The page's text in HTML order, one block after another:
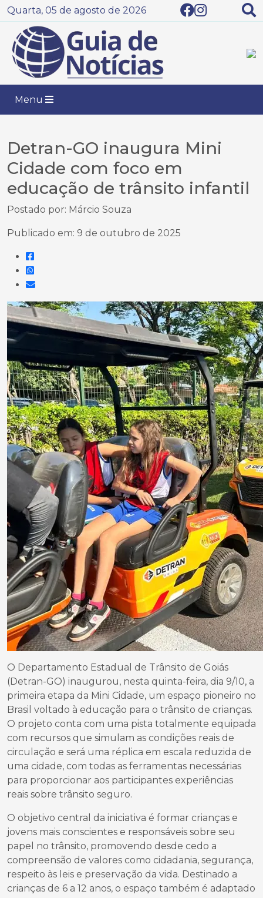
Quarta, 05 de agosto de 2026
Menu
Detran-GO inaugura Mini
Cidade com foco em
educação de trânsito infantil
Postado por: Márcio Souza
Publicado em: 9 de outubro de 2025
O Departamento Estadual de Trânsito de Goiás
(Detran-GO) inaugurou, nesta quinta-feira, dia 9/10, a
primeira etapa da Mini Cidade, um espaço pioneiro no
Brasil voltado à educação para o trânsito de crianças.
O projeto conta com uma pista totalmente equipada
com recursos que simulam as condições reais de
circulação e será uma réplica em escala reduzida de
uma cidade, com todas as ferramentas necessárias
para proporcionar aos participantes experiências
reais sobre trânsito seguro.
O objetivo central da iniciativa é formar crianças e
jovens mais conscientes e responsáveis sobre seu
papel no trânsito, promovendo desde cedo a
compreensão de valores como cidadania, segurança,
respeito às leis e preservação da vida. Destinado a
crianças de 6 a 12 anos, o espaço também é adaptado